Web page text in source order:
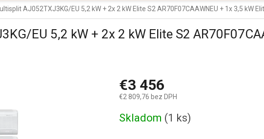
AJ052TXJ3KG/EU 5,2 kW + 2x 2 kW Elite S2 AR70F07CAAWNEU + 1x 3,5 kW
EU 5,2 kW + 2x 2 kW Elite S2
€3 456
€2 809,76 bez DPH
cena:
Skladom (1 ks)